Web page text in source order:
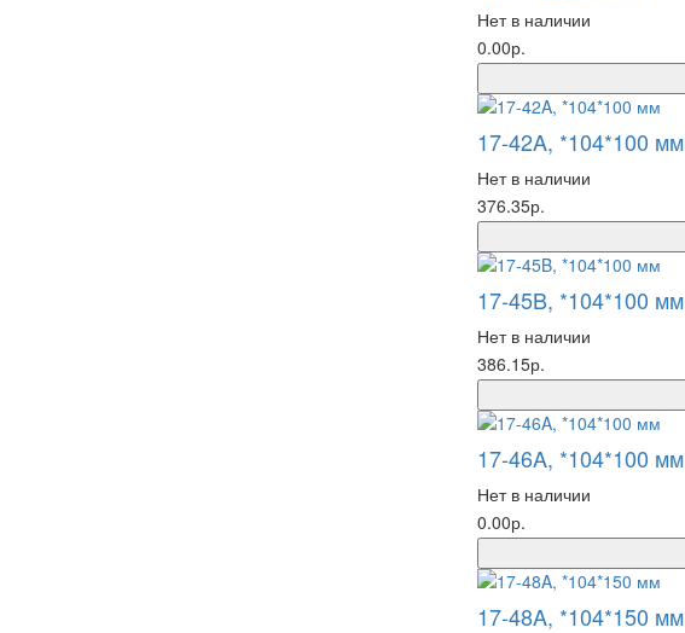
Нет в наличии
0.00р.
17-42A, *104*100 мм
Нет в наличии
376.35р.
17-45B, *104*100 мм
Нет в наличии
386.15р.
17-46A, *104*100 мм
Нет в наличии
0.00р.
17-48A, *104*150 мм